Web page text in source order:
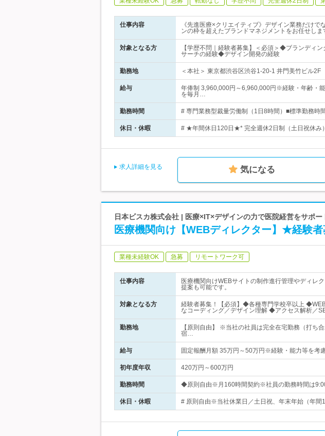
仕事内容
《先進医療×クリエイティブ》デザイン業務だけ
ンの枠を超えたブランドマネジメントをお任せしま
対象となる方
【学歴不問｜経験者募集】＜必須＞◆ブランディ
サーチの経験◆デザイン開発の経験
勤務地 ＜本社＞ 東京都渋谷区渋谷1-20-1 井門美竹ビル
給与
年俸制 3,960,000円～6,960,000円※経験・年齢・
を毎月…
勤務時間 # 専門業務型裁量労働制（1日8時間）■標準勤務時
休日・休暇 # ★年間休日120日★* 完全週休2日制（土日祝休み
求人詳細を見る 気になる
日本ビスカ株式会社 | 医療×IT×デザインの力で医院経営をサポー
医療機関向け【WEBディレクター】★経験者
業種未経験OK 急募 リモートワーク可
仕事内容
医療機関向けWEBサイトの制作進行管理やディレ
提案も可能です。
対象となる方
経験者募集！【必須】◆各種専門学校卒以上
なコーディング／デザイン理解 ◆アクセス解析／
勤務地
【原則自由】 ※当社の社員は完全在宅勤務（打ち
宿…
給与 固定報酬月額 35万円～50万円※経験・能力等を考
初年度年収 420万円～600万円
勤務時間 ◆原則自由※月160時間契約※社員の勤務時間は
休日・休暇 # 原則自由※当社休業日／土日祝、年末年始（年間